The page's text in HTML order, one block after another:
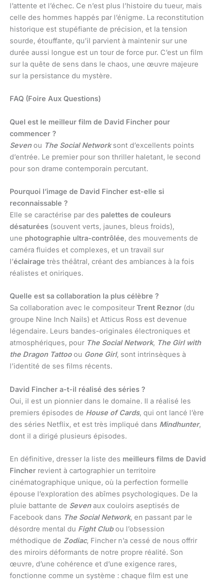
l’attente et l’échec. Ce n’est plus l’histoire du tueur, mais
celle des hommes happés par l’énigme. La reconstitution
historique est stupéfiante de précision, et la tension
sourde, étouffante, qu’il parvient à maintenir sur une
durée aussi longue est un tour de force pur. C’est un film
sur la quête de sens dans le chaos, une œuvre majeure
sur la persistance du mystère.
FAQ (Foire Aux Questions)
Quel est le meilleur film de David Fincher pour
commencer ?
Sevenou The Social Networksont d’excellents points
d’entrée. Le premier pour son thriller haletant, le second
pour son drame contemporain percutant.
Pourquoi l’image de David Fincher est-elle si
reconnaissable ?
Elle se caractérise par des palettes de couleurs
désaturées (souvent verts, jaunes, bleus froids),
une photographie ultra-contrôlée, des mouvements de
caméra fluides et complexes, et un travail sur
l’éclairage très théâtral, créant des ambiances à la fois
réalistes et oniriques.
Quelle est sa collaboration la plus célèbre ?
Sa collaboration avec le compositeur Trent Reznor (du
groupe Nine Inch Nails) et Atticus Ross est devenue
légendaire. Leurs bandes-originales électroniques et
atmosphériques, pour The Social Network, The Girl with
the Dragon Tattooou Gone Girl, sont intrinsèques à
l’identité de ses films récents.
David Fincher a-t-il réalisé des séries ?
Oui, il est un pionnier dans le domaine. Il a réalisé les
premiers épisodes de House of Cards, qui ont lancé l’ère
des séries Netflix, et est très impliqué dans Mindhunter,
dont il a dirigé plusieurs épisodes.
En définitive, dresser la liste des meilleurs films de David
Fincher revient à cartographier un territoire
cinématographique unique, où la perfection formelle
épouse l’exploration des abîmes psychologiques. De la
pluie battante de Sevenaux couloirs aseptisés de
Facebook dans The Social Network, en passant par le
désordre mental du Fight Clubou l’obsession
méthodique de Zodiac, Fincher n’a cessé de nous offrir
des miroirs déformants de notre propre réalité. Son
œuvre, d’une cohérence et d’une exigence rares,
fonctionne comme un système : chaque film est une